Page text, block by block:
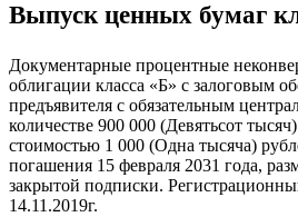
Выпуск ценных бумаг
Документарные процентные
облигации класса «Б» с залоговым
предъявителя с обязательным
количестве 900 000 (Девятьсот
стоимостью 1 000 (Одна тысяча)
погашения 15 февраля 2031 года,
закрытой подписки.
14.11.2019г.